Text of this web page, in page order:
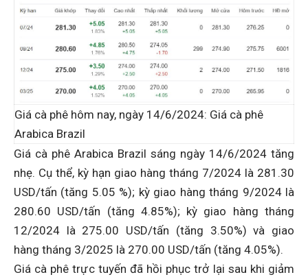
Giá cà phê hôm nay, ngày 14/6/2024: Giá cà phê
Arabica Brazil
Giá cà phê Arabica Brazil sáng ngày 14/6/2024 tăng
nhẹ. Cụ thể, kỳ hạn giao hàng tháng 7/2024 là 281.30
USD/tấn (tăng 5.05 %); kỳ giao hàng tháng 9/2024 là
280.60 USD/tấn (tăng 4.85%); kỳ giao hàng tháng
12/2024 là 275.00 USD/tấn (tăng 3.50%) và giao
hàng tháng 3/2025 là 270.00 USD/tấn (tăng 4.05%).
Giá cà phê trực tuyến đã hồi phục trở lại sau khi giảm